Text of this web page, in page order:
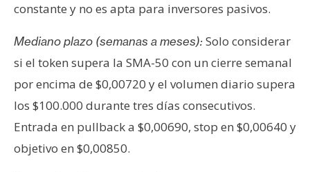
constante y no es apta para inversores pasivos.
Mediano plazo (semanas a meses):Solo considerar
si el token supera la SMA-50 con un cierre semanal
por encima de $0,00720 y el volumen diario supera
los $100.000 durante tres días consecutivos.
Entrada en pullback a $0,00690, stop en $0,00640 y
objetivo en $0,00850.